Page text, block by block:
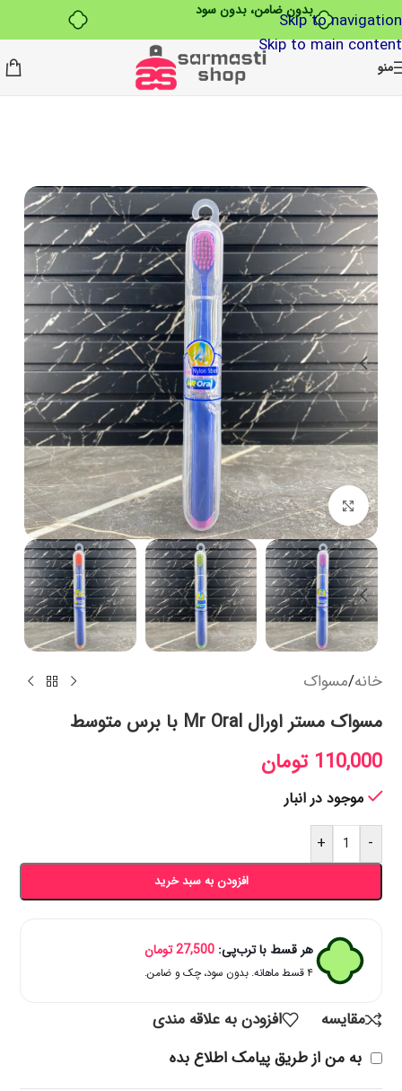
بدون ضامن، بدون سودSkip to navigation
Skip to main content
منو
بزرگنمایی تصویر
خانه/مسواک
مسواک مستر اورال Mr Oral با برس متوسط
110,000 تومان
موجود در انبار
-
+
افزودن به سبد خرید
هر قسط با ترب‌پی:27,500 تومان
۴ قسط ماهانه. بدون سود، چک و ضامن.
مقایسه
افزودن به علاقه مندی
به من از طریق پیامک اطلاع بده